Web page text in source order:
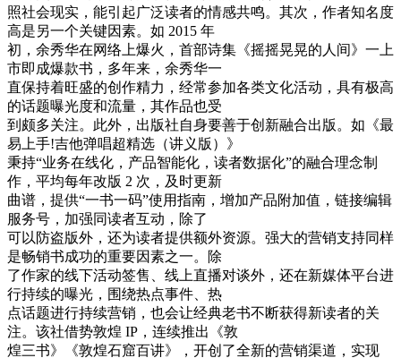
照社会现实，能引起广泛读者的情感共鸣。其次，作者知名度
高是另一个关键因素。如 2015 年
初，余秀华在网络上爆火，首部诗集《摇摇晃晃的人间》一上
市即成爆款书，多年来，余秀华一
直保持着旺盛的创作精力，经常参加各类文化活动，具有极高
的话题曝光度和流量，其作品也受
到颇多关注。此外，出版社自身要善于创新融合出版。如《最
易上手!吉他弹唱超精选（讲义版）》
秉持“业务在线化，产品智能化，读者数据化”的融合理念制
作，平均每年改版 2 次，及时更新
曲谱，提供“一书一码”使用指南，增加产品附加值，链接编辑
服务号，加强同读者互动，除了
可以防盗版外，还为读者提供额外资源。强大的营销支持同样
是畅销书成功的重要因素之一。除
了作家的线下活动签售、线上直播对谈外，还在新媒体平台进
行持续的曝光，围绕热点事件、热
点话题进行持续营销，也会让经典老书不断获得新读者的关
注。该社借势敦煌 IP，连续推出《敦
煌三书》《敦煌石窟百讲》，开创了全新的营销渠道，实现